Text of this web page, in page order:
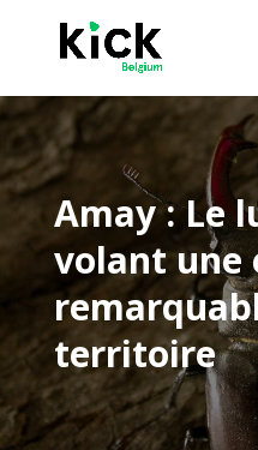
Amay : Le
volant une
territoire